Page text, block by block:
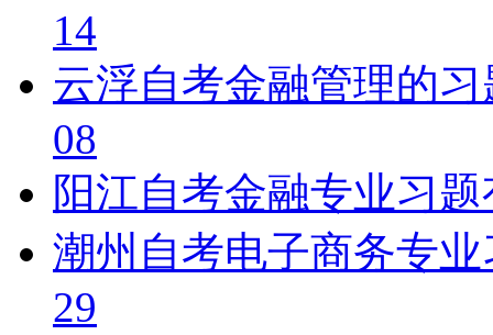
14
云浮自考金融管理的
08
阳江自考金融专业习
潮州自考电子商务专
29